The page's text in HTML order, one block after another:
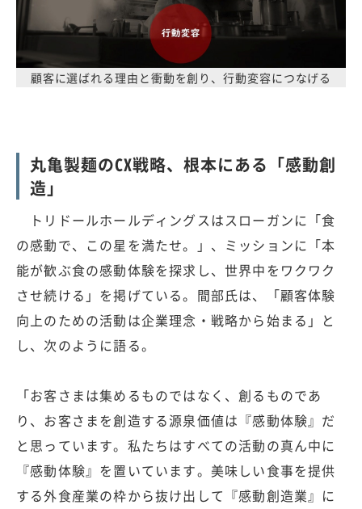
顧客に選ばれる理由と衝動を創り、行動変容につなげる
丸亀製麺のCX戦略、根本にある「感動創
造」
トリドールホールディングスはスローガンに「食
の感動で、この星を満たせ。」、ミッションに「本
能が歓ぶ食の感動体験を探求し、世界中をワクワク
させ続ける」を掲げている。間部氏は、「顧客体験
向上のための活動は企業理念・戦略から始まる」と
し、次のように語る。
「お客さまは集めるものではなく、創るものであ
り、お客さまを創造する源泉価値は『感動体験』だ
と思っています。私たちはすべての活動の真ん中に
『感動体験』を置いています。美味しい食事を提供
する外食産業の枠から抜け出して『感動創造業』に